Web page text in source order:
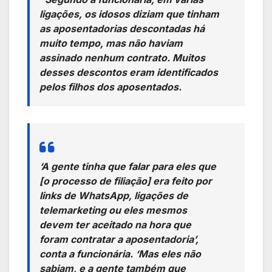
ligações, os idosos diziam que tinham
as aposentadorias descontadas há
muito tempo, mas não haviam
assinado nenhum contrato. Muitos
desses descontos eram identificados
pelos filhos dos aposentados.
‘A gente tinha que falar para eles que
[o processo de filiação] era feito por
links de WhatsApp, ligações de
telemarketing ou eles mesmos
devem ter aceitado na hora que
foram contratar a aposentadoria’,
conta a funcionária. ‘Mas eles não
sabiam, e a gente também que